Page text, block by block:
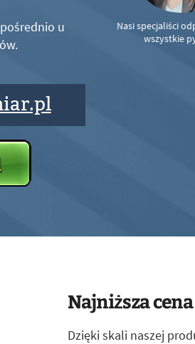
u
Nasi specjaliści
wszystkie
Najniższa
Dzięki skali naszej